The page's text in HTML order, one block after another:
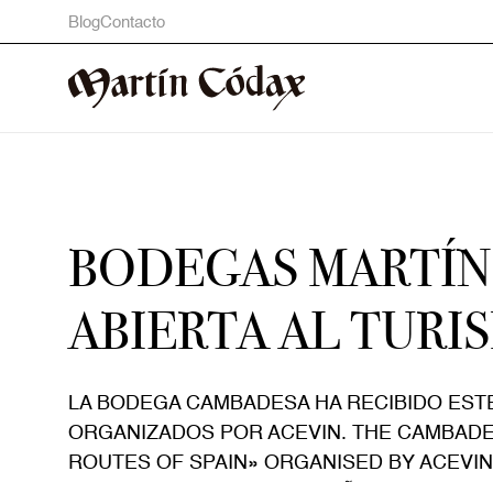
BlogContacto
BODEGAS
ABIERTA AL
LA BODEGA CAMBADESA HA RECIBIDO
ORGANIZADOS POR ACEVIN. THE
ROUTES OF SPAIN» ORGANISED BY